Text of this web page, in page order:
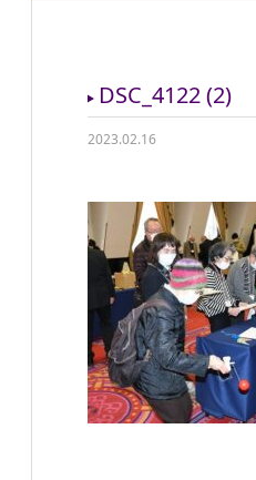
DSC_4122 (2)
2023.02.16